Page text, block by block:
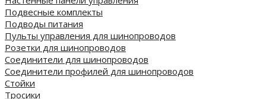
Подвесные комплекты
Подводы питания
Пульты управления для шинопроводов
Розетки для шинопроводов
Соединители для шинопроводов
Соединители профилей для шинопроводов
Стойки
Тросики